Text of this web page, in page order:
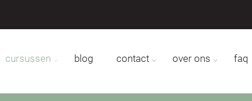
cursussen blog contact over ons faq